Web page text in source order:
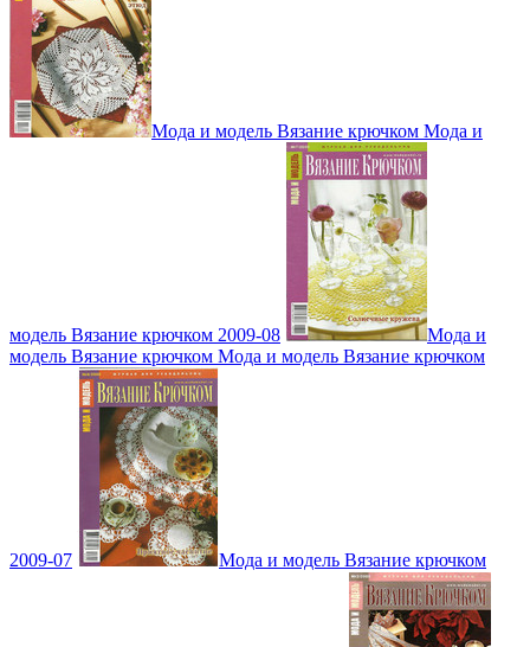
Мода и модель Вязание крючком Мода и
модель Вязание крючком 2009-08
Мода и
модель Вязание крючком Мода и модель Вязание крючком
2009-07 Мода и модель Вязание крючком